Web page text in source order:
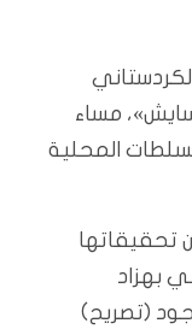
مساء
المحلية
تحقيقاتها
بهزاد
(تصريح)